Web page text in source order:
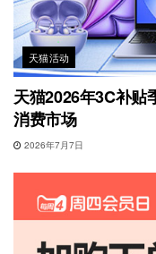
天猫活动
天猫2026年3C补贴
消费市场
2026年7月7日